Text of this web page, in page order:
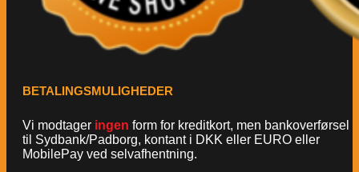
BETALINGSMULIGHEDER
Vi modtager ingen form for kreditkort, men bankoverførsel
til Sydbank/Padborg, kontant i DKK eller EURO eller
MobilePay ved selvafhentning.